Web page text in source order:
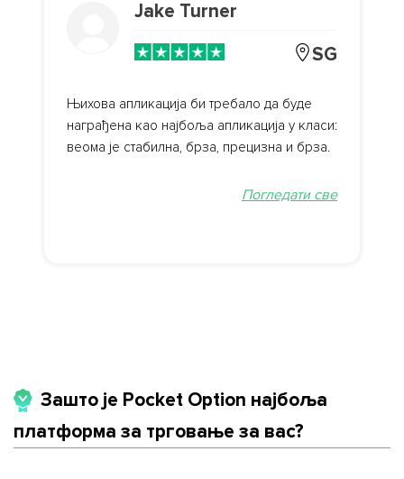
Jake Turner
SG
Њихова апликација би требало да буде
награђена као најбоља апликација у класи:
веома је стабилна, брза, прецизна и брза.
Погледати све
Зашто је Pocket Option најбоља
платформа за трговање за вас?